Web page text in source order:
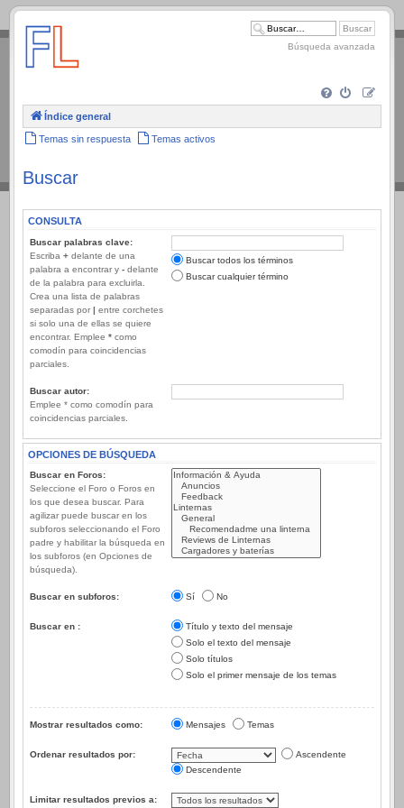
.
Búsqueda avanzada
Índice general
Temas sin respuesta Temas activos
Buscar
CONSULTA
Buscar palabras clave:
Escriba + delante de una
palabra a encontrar y - delante
de la palabra para excluirla.
Crea una lista de palabras
separadas por | entre corchetes
si solo una de ellas se quiere
encontrar. Emplee * como
comodín para coincidencias
parciales.
Buscar todos los términos
Buscar cualquier término
Buscar autor:
Emplee * como comodín para
coincidencias parciales.
OPCIONES DE BÚSQUEDA
Buscar en Foros:
Seleccione el Foro o Foros en
los que desea buscar. Para
agilizar puede buscar en los
subforos seleccionando el Foro
padre y habilitar la búsqueda en
los subforos (en Opciones de
búsqueda).
Buscar en subforos: Sí No
Buscar en :
Título y texto del mensaje
Solo el texto del mensaje
Solo títulos
Solo el primer mensaje de los temas
Mostrar resultados como: Mensajes Temas
Ordenar resultados por:
Ascendente
Descendente
Limitar resultados previos a: